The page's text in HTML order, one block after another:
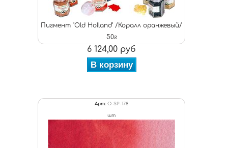
Пигмент "Old Holland" /Коралл оранжевый/
50г
6 124,00 руб
В корзину
Арт: O-SP-178
шт